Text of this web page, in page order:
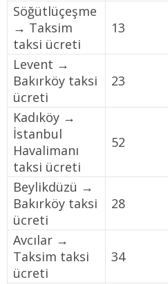
Söğütlüçeşme
→ Taksim
taksi ücreti
13
Levent →
Bakırköy taksi
ücreti
23
Kadıköy →
İstanbul
Havalimanı
taksi ücreti
52
Beylikdüzü →
Bakırköy taksi
ücreti
28
Avcılar →
Taksim taksi
ücreti
34